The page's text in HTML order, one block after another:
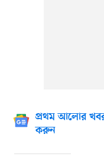
প্রথম আলোর
করুন